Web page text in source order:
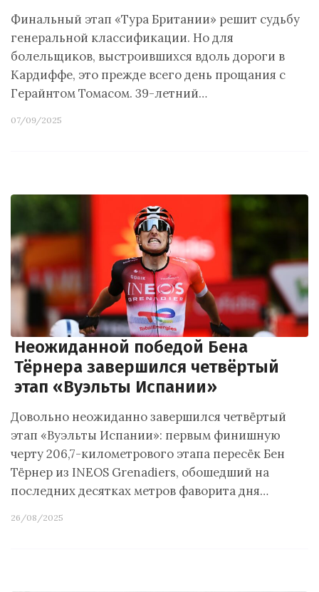
Финальный этап «Тура Британии» решит судьбу
генеральной классификации. Но для
болельщиков, выстроившихся вдоль дороги в
Кардиффе, это прежде всего день прощания с
Герайнтом Томасом. 39-летний…
07/09/2025
Неожиданной победой Бена
Тёрнера завершился четвёртый
этап «Вуэльты Испании»
Довольно неожиданно завершился четвёртый
этап «Вуэльты Испании»: первым финишную
черту 206,7-километрового этапа пересёк Бен
Тёрнер из INEOS Grenadiers, обошедший на
последних десятках метров фаворита дня…
26/08/2025